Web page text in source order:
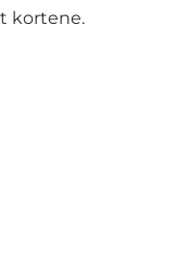
kortene.